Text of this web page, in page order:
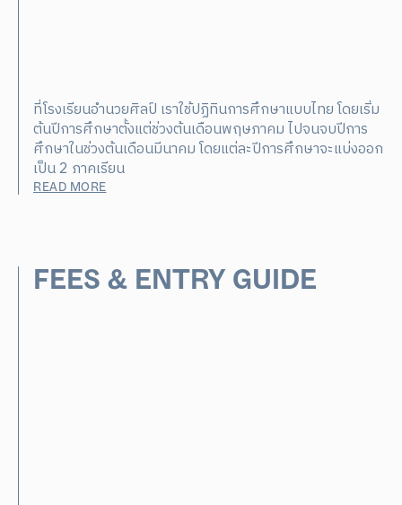
ที่โรงเรียนอำนวยศิลป์ เราใช้ปฏิทินการศึกษาแบบไทย โดยเริ่ม
ต้นปีการศึกษาตั้งแต่ช่วงต้นเดือนพฤษภาคม ไปจนจบปีการ
ศึกษาในช่วงต้นเดือนมีนาคม โดยแต่ละปีการศึกษาจะแบ่งออก
เป็น 2 ภาคเรียน
READ MORE
FEES & ENTRY GUIDE